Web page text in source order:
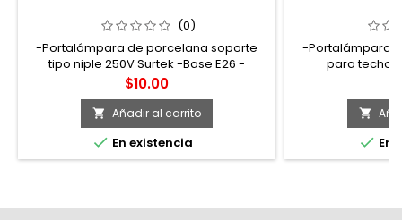
4 CM SURTEK(0)
-Portalámpara de porcelana soporte
tipo niple 250V Surtek -Base E26 -
Soportan altas temperaturas -250V,
660W
Precio
$10.00
 Añadir al carrito
 En existencia
-Portalámpara
para techo

 En